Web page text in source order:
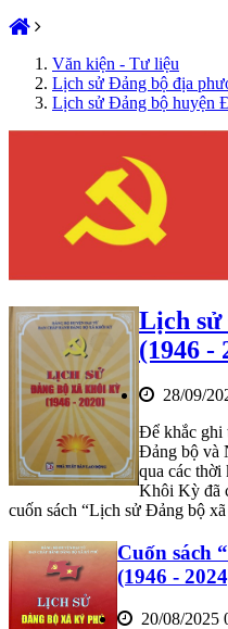
Văn kiện - Tư liệu
Lịch sử Đảng bộ địa
Lịch sử Đảng bộ huyện
Lịch
(1946 -
28/09/
Để khắc ghi
Đảng bộ và
qua các
Khôi Kỳ đã
cuốn sách “Lịch sử Đảng bộ
Cuốn sách
(1946 -
20/08/2025